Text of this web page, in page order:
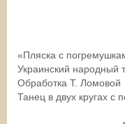
«Пляска с
Украинский народный
Обработка Т. Ломовой
Танец в двух кругах с